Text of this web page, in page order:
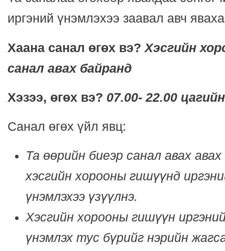
иргэний үнэмлэхээ заавал авч
Хаана санал өгөх вэ? Хэсгийн
санал авах байранд
Хэзээ, өгөх вэ? 07.00- 22.00
Санал өгөх үйл явц:
Та өөрийн биеэр санал авах
хэсгийн хорооны гишүүнд
үнэмлэхээ үзүүлнэ.
Хэсгийн хорооны гишүүн
үнэмлэх тус бүрийг нэрийн